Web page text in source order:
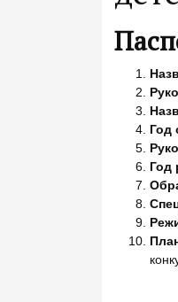
Год
Год